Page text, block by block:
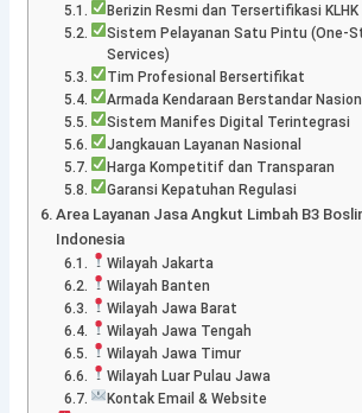
Berizin Resmi dan Tersertifikasi KLHK
Sistem Pelayanan Satu Pintu (One-
Services)
Tim Profesional Bersertifikat
Armada Kendaraan Berstandar
Sistem Manifes Digital Terintegrasi
Jangkauan Layanan Nasional
Harga Kompetitif dan Transparan
Garansi Kepatuhan Regulasi
Area Layanan Jasa Angkut Limbah B3
Indonesia
Wilayah Jakarta
Wilayah Banten
Wilayah Jawa Barat
Wilayah Jawa Tengah
Wilayah Jawa Timur
Wilayah Luar Pulau Jawa
Kontak Email & Website